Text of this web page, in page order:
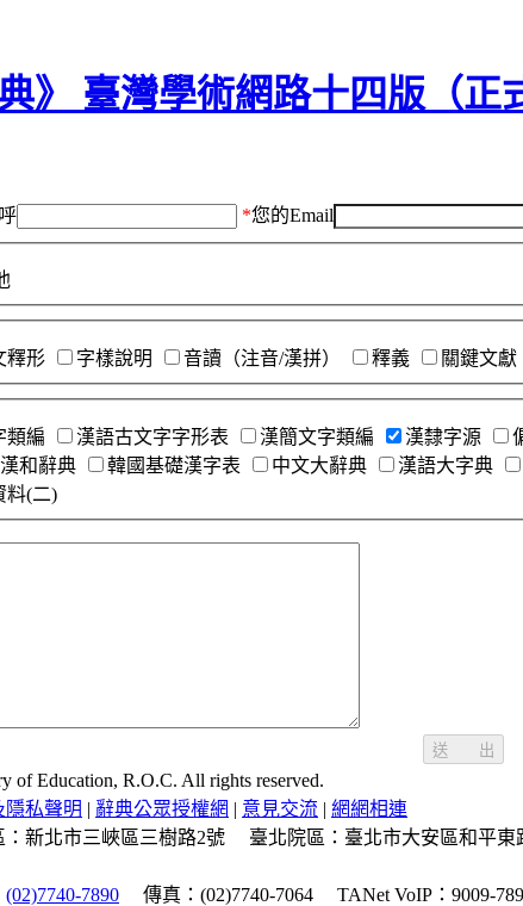
*您的Email
釋形 字樣說明 音讀（注音/漢拼） 釋義 關鍵文獻
類編 漢語古文字字形表 漢簡文字類編 漢隸字源
和辭典 韓國基礎漢字表 中文大辭典 漢語大字典
料(二)
送 出
Education, R.O.C. All rights reserved.
隱私聲明 | 辭典公眾授權網 | 意見交流 | 網網相連
：新北市三峽區三樹路2號
臺北院區：臺北市大安區和平東
(02)7740-7890 傳真：(02)7740-7064 TANet VoIP：9009-